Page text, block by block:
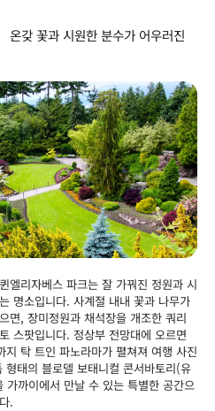
온갖 꽃과 시원한 분수가 어우러진
엘리자베스 파크는 잘 가꿔진 정원과 시
명소입니다. 사계절 내내 꽃과 나무가
면, 장미정원과 채석장을 개조한 쿼리
스팟입니다. 정상부 전망대에 오르면
지 탁 트인 파노라마가 펼쳐져 여행 사진
태의 블로델 보태니컬 콘서바토리(유
가까이에서 만날 수 있는 특별한 공간으
.